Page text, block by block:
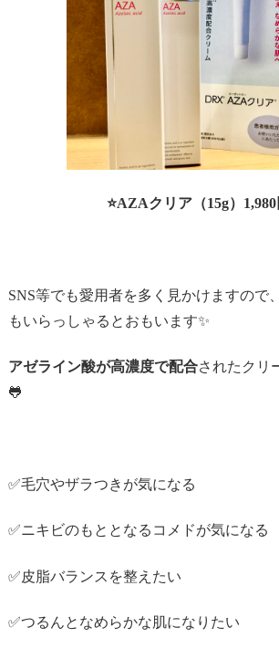
⭐AZAクリア（15g）1,980
SNS等でも愛用者を多く見かけますので
もいらっしゃるとおもいます✨
アゼライン酸が高濃度で配合されたクリ
🐸
✅毛穴やザラつきが気になる
✅ニキビのもととなるコメドが気になる
✅皮脂バランスを整えたい
✅つるんとなめらかな肌になりたい